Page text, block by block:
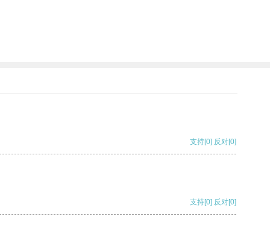
支持[0] 反对[0]
支持[0] 反对[0]